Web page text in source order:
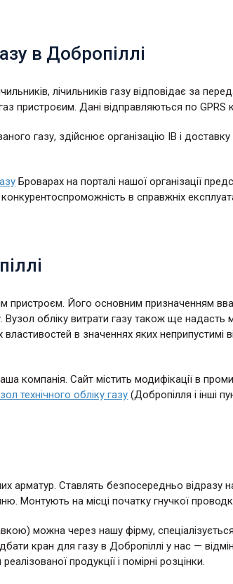
в Добропіллі
лічильників газу відповідає за
пристроєим. Дані відправляються по GPRS
газу, здійснює організацію ІВ і доставку
Броварах на порталі нашої організації
в справжніх
пристроєм. Його основним призначенням
обліку витрати газу також ще надасть
в значеннях яких неприпустимі
компанія. Сайт містить модифікації в
технічного обліку газу (Добропілля і інші
арматур. Ставлять безпосередньо відразу
на місці початку гнучкої
можна через нашу фірму,
кран для газу в Добропіллі у нас —
продукції і помірні розцінки.